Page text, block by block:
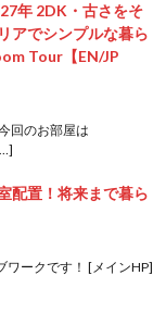
年 2DK・古さをそ
アでシンプルな暮ら
Tour【EN/JP
回のお部屋は
配置！将来まで暮ら
ワークです！ [メインHP]